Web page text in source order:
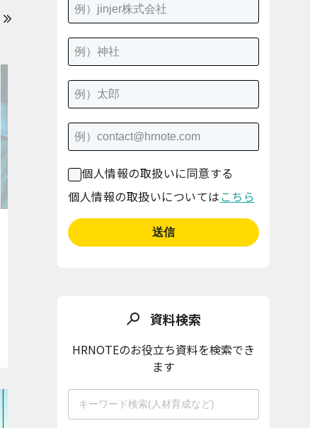
個人情報の取扱いに同意する
個人情報の取扱いについては こちら
資料検索
HRNOTEのお役立ち資料を検索でき
ます